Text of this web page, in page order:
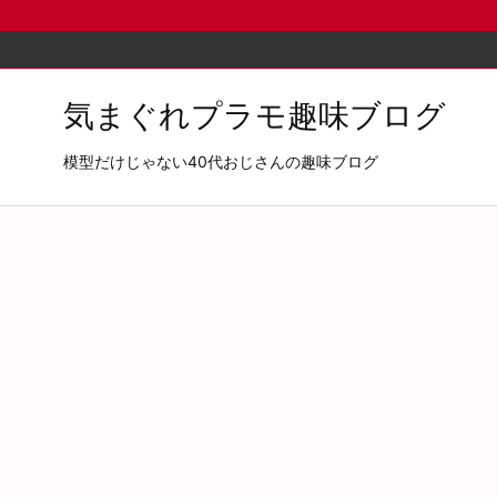
気まぐれプラモ趣味ブログ
模型だけじゃない40代おじさんの趣味ブログ